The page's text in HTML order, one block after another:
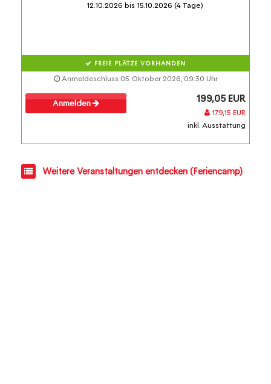
12.10.2026 bis 15.10.2026 (4 Tage)
FREIE PLÄTZE VORHANDEN
Anmeldeschluss 05. Oktober 2026, 09:30 Uhr
Anmelden 199,05 EUR
179,15 EUR
inkl. Ausstattung
Weitere Veranstaltungen entdecken (Feriencamp)